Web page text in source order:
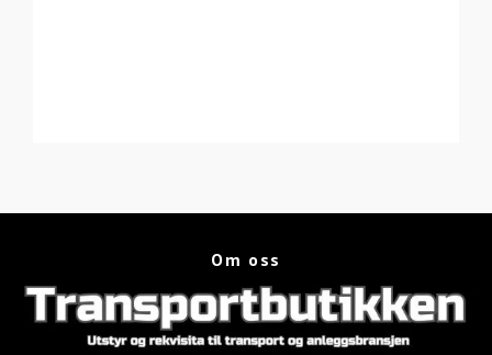
Om oss